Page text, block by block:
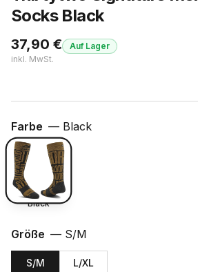
Socks Black
37,90 €
inkl. MwSt.
Auf Lager
Farbe — Black
Black
Größe — S/M
S/M L/XL